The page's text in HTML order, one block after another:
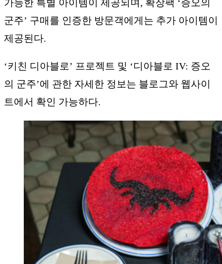
가능한 특별 아이템이 제공되며, 확장팩 ‘증오의
군주’ 구매를 인증한 방문객에게는 추가 아이템이
제공된다.
‘키친 디아블로’ 프로젝트 및 ‘디아블로 IV: 증오
의 군주’에 관한 자세한 정보는 블로그와 웹사이
트에서 확인 가능하다.